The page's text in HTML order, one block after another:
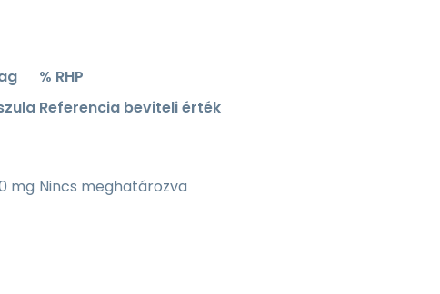
% RHP
Referencia beviteli érték
mg Nincs meghatározva